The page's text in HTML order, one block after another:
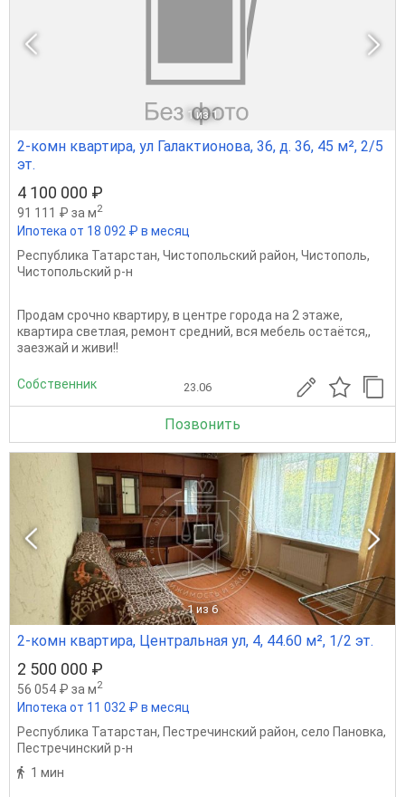
1 из 1
2-комн квартира, ул Галактионова, 36, д. 36, 45 м², 2/5
эт.
4 100 000 ₽
91 111 ₽ за м2
Ипотека от 18 092 ₽ в месяц
Республика Татарстан, Чистопольский район, Чистополь,
Чистопольский р-н
Продам срочно квартиру, в центре города на 2 этаже,
квартира светлая, ремонт средний, вся мебель остаётся,,
заезжай и живи!!
Собственник 23.06
Позвонить
1 из 6
2-комн квартира, Центральная ул, 4, 44.60 м², 1/2 эт.
2 500 000 ₽
56 054 ₽ за м2
Ипотека от 11 032 ₽ в месяц
Республика Татарстан, Пестречинский район, село Пановка,
Пестречинский р-н
1 мин